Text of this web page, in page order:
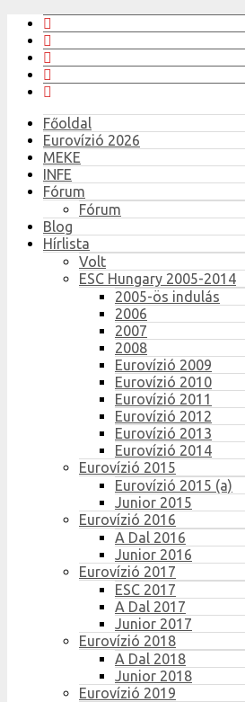
Főoldal
Eurovízió 2026
MEKE
INFE
Fórum
Fórum
Blog
Hírlista
Volt
ESC Hungary 2005-2014
2005-ös indulás
2006
2007
2008
Eurovízió 2009
Eurovízió 2010
Eurovízió 2011
Eurovízió 2012
Eurovízió 2013
Eurovízió 2014
Eurovízió 2015
Eurovízió 2015 (a)
Junior 2015
Eurovízió 2016
A Dal 2016
Junior 2016
Eurovízió 2017
ESC 2017
A Dal 2017
Junior 2017
Eurovízió 2018
A Dal 2018
Junior 2018
Eurovízió 2019